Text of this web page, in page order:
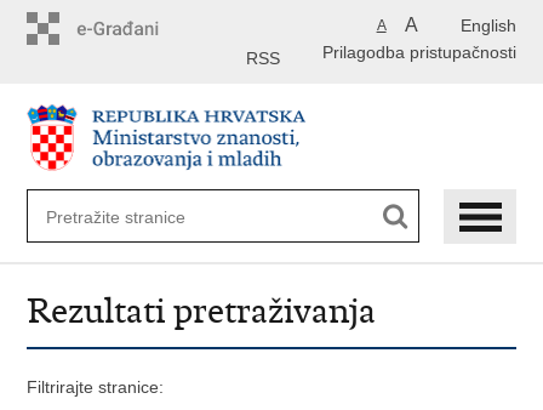
English
A A
Prilagodba pristupačnosti
RSS
Rezultati pretraživanja
Filtrirajte stranice: